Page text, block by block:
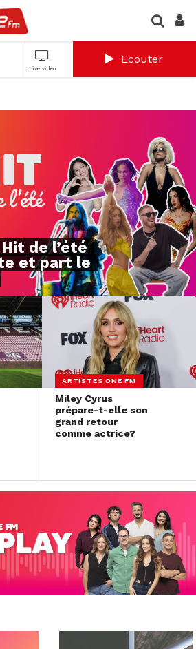
Live vidéo
Ecouter
de l’été
et part le
ARTISTES ONE FM
Miley Cyrus
prépare-t-elle son
grand retour
comme actrice?